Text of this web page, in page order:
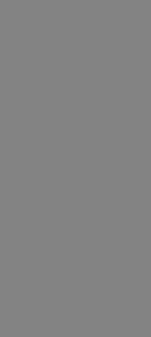
τη
χρήστη και τις
για την
με την
δεδομένα
του
με διάφορες
τιμώνται σε
επωφελές
προκειμένου να